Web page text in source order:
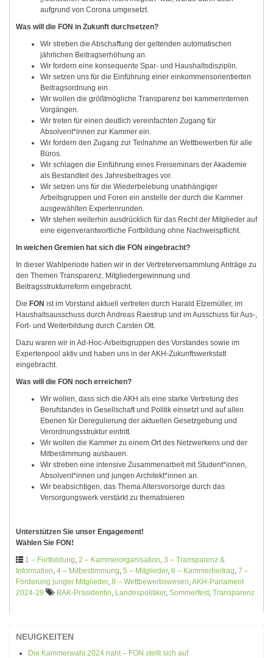
aufgrund von Corona umgesetzt.
Was will die FON in Zukunft durchsetzen?
Wir streben die Abschaffung der geltenden automatischen
jährlichen Beitragserhöhung an.
Wir fordern eine konsequente Spar- und Haushaltsdisziplin.
Wir setzen uns für die Einführung einer einkommensorientierten
Beitragsordnung ein.
Wir wollen die größtmögliche Transparenz bei kammerinternen
Vorgängen.
Wir treten für einen deutlich vereinfachten Zugang für
Absolvent*innen zur Kammer ein.
Wir fordern den Zugang zur Teilnahme an Wettbewerben für alle
Büros.
Wir schlagen die Einführung eines Freiseminars der Akademie
als Bestandteil des Jahresbeitrages vor.
Wir setzen uns für die Wiederbelebung unabhängiger
Arbeitsgruppen und Foren ein anstelle der durch die Kammer
ausgewählten Expertenrunden.
Wir stehen weiterhin ausdrücklich für das Recht der Mitglieder auf
eine eigenverantwortliche Fortbildung ohne Nachweispflicht.
In welchen Gremien hat sich die FON eingebracht?
In dieser Wahlperiode haben wir in der Vertreterversammlung Anträge zu
den Themen Transparenz, Mitgliedergewinnung und
Beitragsstrukturreform eingebracht.
Die FON ist im Vorstand aktuell vertreten durch Harald Etzemüller, im
Haushaltsausschuss durch Andreas Raestrup und im Ausschuss für Aus-,
Fort- und Weiterbildung durch Carsten Ott.
Dazu waren wir in Ad-Hoc-Arbeitsgruppen des Vorstandes sowie im
Expertenpool aktiv und haben uns in der AKH-Zukunftswerkstatt
eingebracht.
Was will die FON noch erreichen?
Wir wollen, dass sich die AKH als eine starke Vertretung des
Berufstandes in Gesellschaft und Politik einsetzt und auf allen
Ebenen für Deregulierung der aktuellen Gesetzgebung und
Verordnungsstruktur eintritt.
Wir wollen die Kammer zu einem Ort des Netzwerkens und der
Mitbestimmung ausbauen.
Wir streben eine intensive Zusammenarbeit mit Student*innen,
Absolvent*innen und jungen Architekt*innen an.
Wir beabsichtigen, das Thema Altersvorsorge durch das
Versorgungswerk verstärkt zu thematisieren
Unterstützen Sie unser Engagement!
Wählen Sie FON !
1 – Fortbildung, 2 – Kammerorganisation, 3 – Transparenz &
Information, 4 – Mitbestimmung, 5 – Mitglieder, 6 – Kammerbeitrag, 7 –
Förderung junger Mitglieder, 8 – Wettbewerbswesen,AKH-Parlament
2024-29
BAK-Präsidentin, Landespolitiker, Sommerfest, Transparenz
NEUIGKEITEN
Die Kammerwahl 2024 naht – FON stellt sich auf